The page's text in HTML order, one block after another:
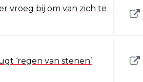
vroeg bij om van zich te
‘regen van stenen’